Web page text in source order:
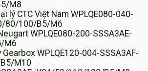
M8
lý CTC Việt Nam WPLQE080-040-
80/100/B5/M6
WPLQE080-200-SSSA3AE-
M6
WPLQE120-004-SSSA3AF-
M10